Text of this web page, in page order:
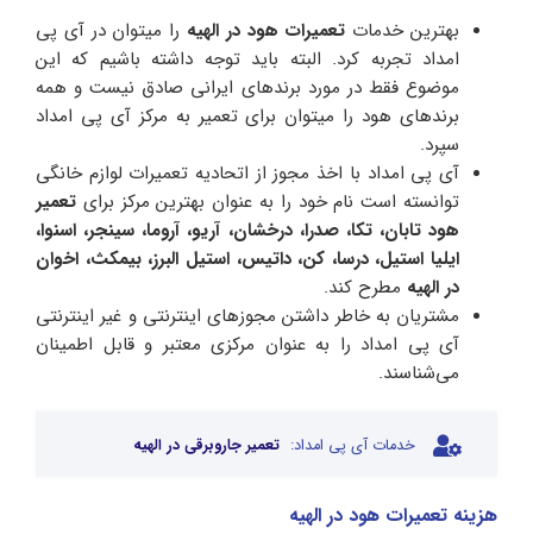
بهترین خدمات تعمیرات هود در الهیه را میتوان در آی پی
امداد تجربه کرد. البته باید توجه داشته باشیم که این
موضوع فقط در مورد برندهای ایرانی صادق نیست و همه
برندهای هود را میتوان برای تعمیر به مرکز آی پی امداد
سپرد.
آی پی امداد با اخذ مجوز از اتحادیه تعمیرات لوازم خانگی
توانسته است نام خود را به عنوان بهترین مرکز برای تعمیر
هود تابان، تکا، صدرا، درخشان، آریو، آروما، سینجر، اسنوا،
ایلیا استیل، درسا، کن، داتیس، استیل البرز، بیمکث، اخوان
در الهیه مطرح کند.
مشتریان به خاطر داشتن مجوزهای اینترنتی و غیر اینترنتی
آی پی امداد را به عنوان مرکزی معتبر و قابل اطمینان
می‌شناسند.
خدمات آی پی امداد: تعمیر جاروبرقی در الهیه
هزینه تعمیرات هود در الهیه